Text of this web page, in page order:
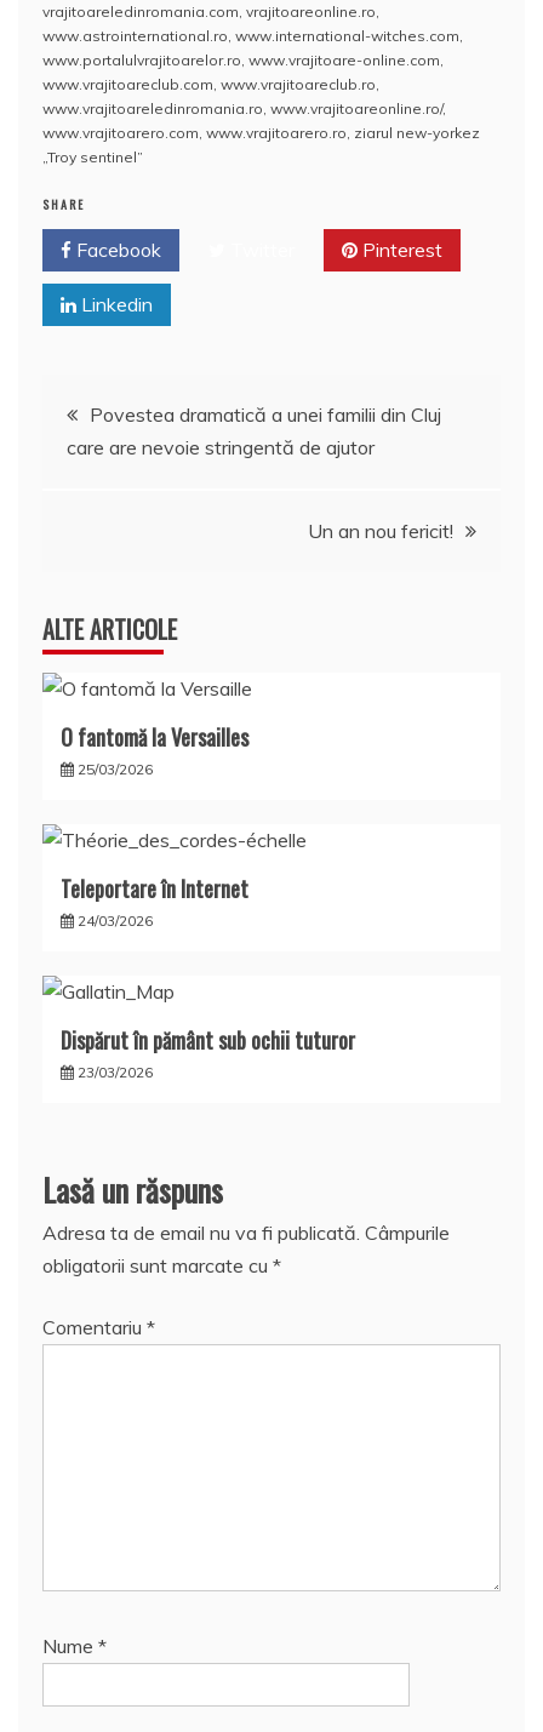
vrajitoareledinromania.com vrajitoareonline.ro
www.astrointernational.ro www.international-witches.com
www.portalulvrajitoarelor.ro www.vrajitoare-online.com
www.vrajitoareclub.com www.vrajitoareclub.ro
www.vrajitoareledinromania.ro www.vrajitoareonline.ro/,
www.vrajitoarero.com www.vrajitoarero.ro ziarul new-yorkez
„Troy sentinel”
SHARE
Facebook Pinterest
Linkedin
Navigare
în
Povestea dramatică a unei familii din Cluj
care are nevoie stringentă de ajutor
Un an nou fericit!
ALTE ARTICOLE
O fantomă la Versailles
25/03/2026
Teleportare în Internet
24/03/2026
Dispărut în pământ sub ochii tuturor
23/03/2026
Lasă un răspuns
Adresa ta de email nu va fi publicată. Câmpurile
obligatorii sunt marcate cu *
Comentariu *
Nume *